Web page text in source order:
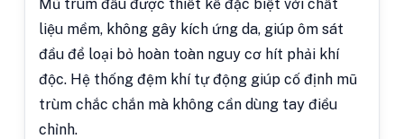
Mũ trùm đầu được thiết kế đặc biệt với chất
liệu mềm, không gây kích ứng da, giúp ôm sát
đầu để loại bỏ hoàn toàn nguy cơ hít phải khí
độc. Hệ thống đệm khí tự động giúp cố định mũ
trùm chắc chắn mà không cần dùng tay điều
chỉnh.